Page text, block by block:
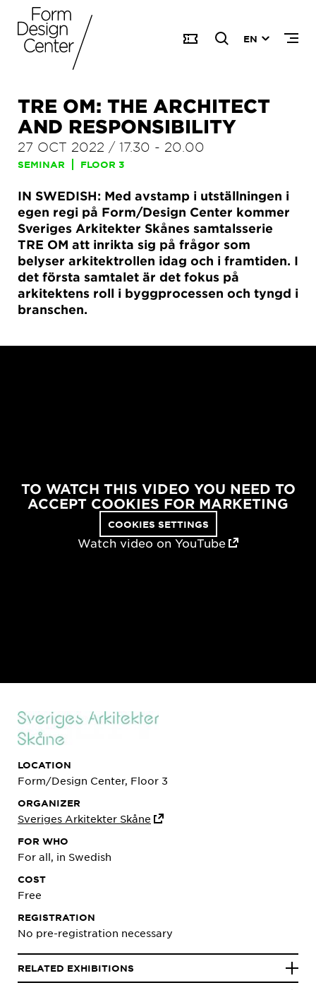
EN
TRE OM: THE ARCHITECT
AND RESPONSIBILITY
27 OCT 2022 / 17.30 - 20.00
SEMINAR FLOOR 3
IN SWEDISH: Med avstamp i utställningen i
egen regi på Form/Design Center kommer
Sveriges Arkitekter Skånes samtalsserie
TRE OM att inrikta sig på frågor som
belyser arkitektrollen idag och i framtiden. I
det första samtalet är det fokus på
arkitektens roll i byggprocessen och tyngd i
branschen.
TO WATCH THIS VIDEO YOU NEED TO
ACCEPT COOKIES FOR MARKETING
COOKIES SETTINGS
Watch video on YouTube
LOCATION
Form/Design Center, Floor 3
ORGANIZER
Sveriges Arkitekter Skåne
FOR WHO
For all, in Swedish
COST
Free
REGISTRATION
No pre-registration necessary
RELATED EXHIBITIONS